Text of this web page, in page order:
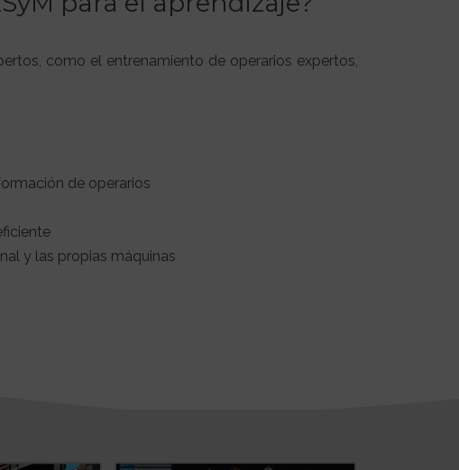
como el entrenamiento de operarios expertos,
de operarios
y las propias máquinas